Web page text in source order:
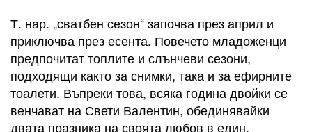
Т. нар. „сватбен сезон“ започва през април и
приключва през есента. Повечето младоженци
предпочитат топлите и слънчеви сезони,
подходящи както за снимки, така и за ефирните
тоалети. Въпреки това, всяка година двойки се
венчават на Свети Валентин, обединявайки
двата празника на своята любов в един.